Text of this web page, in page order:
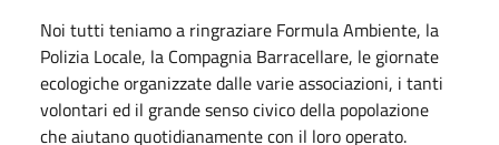
Noi tutti teniamo a ringraziare Formula Ambiente, la
Polizia Locale, la Compagnia Barracellare, le giornate
ecologiche organizzate dalle varie associazioni, i tanti
volontari ed il grande senso civico della popolazione
che aiutano quotidianamente con il loro operato.